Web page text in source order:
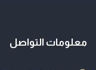
معلومات التواصل